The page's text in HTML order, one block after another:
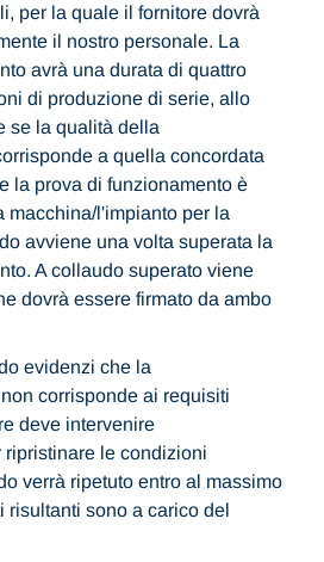
per la quale il fornitore dovrà
il nostro personale. La
avrà una durata di quattro
di produzione di serie, allo
se la qualità della
a quella concordata
la prova di funzionamento è
macchina/l'impianto per la
avviene una volta superata la
A collaudo superato viene
dovrà essere firmato da ambo
evidenzi che la
corrisponde ai requisiti
deve intervenire
ripristinare le condizioni
verrà ripetuto entro al massimo
risultanti sono a carico del